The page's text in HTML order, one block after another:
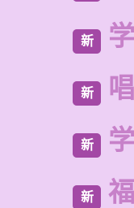
新
新
新
新